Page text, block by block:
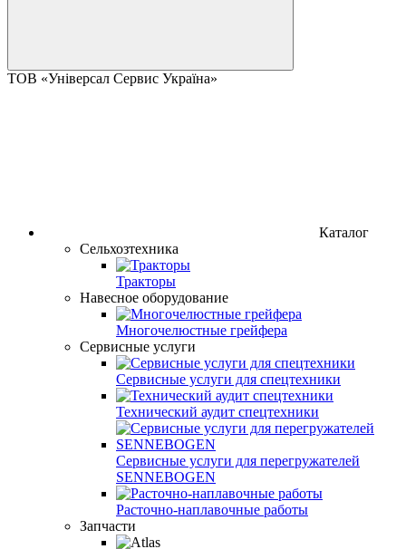
ТОВ «Універсал Сервис Україна»
Каталог
Сельхозтехника
Тракторы
Навесное оборудование
Многочелюстные грейфера
Сервисные услуги
Сервисные услуги для спецтехники
Технический аудит спецтехники
Сервисные услуги для перегружателей
SENNEBOGEN
Расточно-наплавочные работы
Запчасти